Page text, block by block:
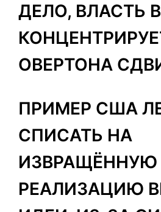
ДЕЛО, ВЛАСТЬ
ОВЕРТОНА
ПРИМЕР США
СПИСАТЬ НА
ИЗВРАЩЁННУЮ
РЕАЛИЗАЦИЮ